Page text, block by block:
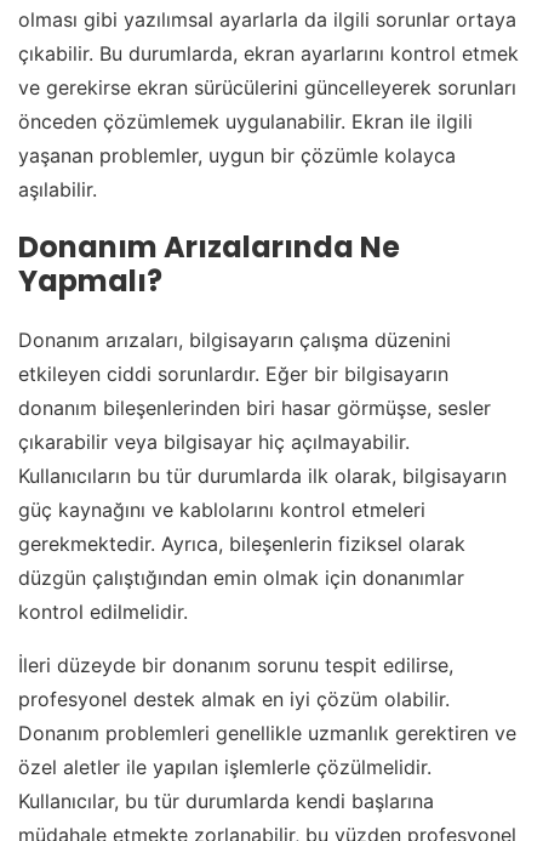
olması gibi yazılımsal ayarlarla da ilgili sorunlar ortaya
çıkabilir. Bu durumlarda, ekran ayarlarını kontrol etmek
ve gerekirse ekran sürücülerini güncelleyerek sorunları
önceden çözümlemek uygulanabilir. Ekran ile ilgili
yaşanan problemler, uygun bir çözümle kolayca
aşılabilir.
Donanım Arızalarında Ne
Yapmalı?
Donanım arızaları, bilgisayarın çalışma düzenini
etkileyen ciddi sorunlardır. Eğer bir bilgisayarın
donanım bileşenlerinden biri hasar görmüşse, sesler
çıkarabilir veya bilgisayar hiç açılmayabilir.
Kullanıcıların bu tür durumlarda ilk olarak, bilgisayarın
güç kaynağını ve kablolarını kontrol etmeleri
gerekmektedir. Ayrıca, bileşenlerin fiziksel olarak
düzgün çalıştığından emin olmak için donanımlar
kontrol edilmelidir.
İleri düzeyde bir donanım sorunu tespit edilirse,
profesyonel destek almak en iyi çözüm olabilir.
Donanım problemleri genellikle uzmanlık gerektiren ve
özel aletler ile yapılan işlemlerle çözülmelidir.
Kullanıcılar, bu tür durumlarda kendi başlarına
müdahale etmekte zorlanabilir, bu yüzden profesyonel